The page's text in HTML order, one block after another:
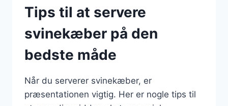
Tips til at servere
svinekæber på den
bedste måde
Når du serverer svinekæber, er
præsentationen vigtig. Her er nogle tips til